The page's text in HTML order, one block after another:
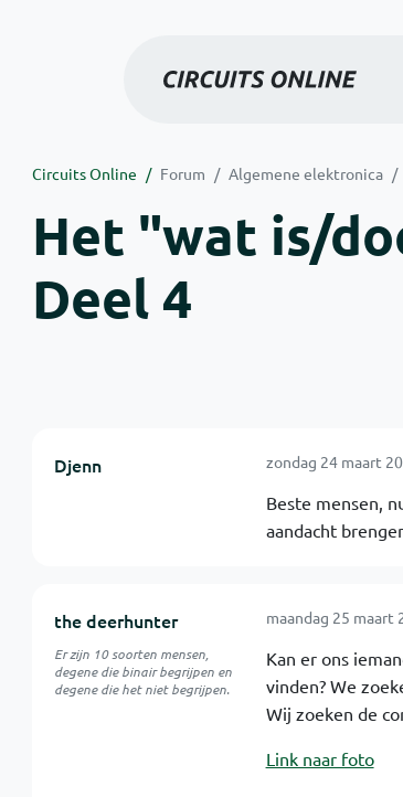
Circuits Online Forum Algemene elektronica
Het "wat is/
Deel 4
Djenn zondag 24 maart
Beste mensen,
aandacht
the deerhunter
Er zijn 10 soorten mensen,
degene die binair begrijpen en
degene die het niet begrijpen.
maandag 25 maart
Kan er ons
vinden? We
Wij zoeken de
Link naar foto